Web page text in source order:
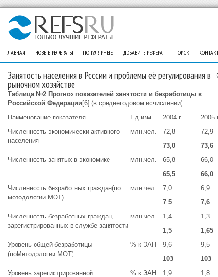
ГЛАВНАЯ НОВЫЕ РЕФЕРАТЫ ПОПУЛЯРНЫЕ ДОБАВИТЬ РЕФЕРАТ ПОИСК
Занятость населения в России и проблемы её регулирования в
рыночном хозяйстве
Таблица №2 Прогноз показателей занятости и безработицы в
Российской Федерации [6] (в среднегодовом исчислении)
Наименование показателя
Ед.изм. 2004 г.
2005
Численность экономически активного
населения
млн.чел. 72,8
72,9
73,0
73,6
Численность занятых в экономике
млн.чел. 65,8
66,0
65,5
66,0
Численность безработных граждан(по
методологии МОТ)
млн.чел. 7,0
6,9
7 5
7,6
Численность безработных граждан,
зарегистрированных в службе занятости
млн.чел. 1,4
1,3
1,5
1,65
Уровень общей безработицы
(поМетодологии МОТ)
% к ЭАН 9,6
9,5
103
103
Уровень зарегистрированной
% к ЭАН 1,9
1,8